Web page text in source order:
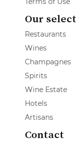
Our
Restaurants
Wines
Champagnes
Spirits
Wine Estate
Hotels
Artisans
Contact